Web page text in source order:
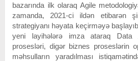
bazarında ilk olaraq Agile
zamanda, 2021-ci ildən etibarən
strategiyanı həyata keçirməyə
yeni layihələrə imza ataraq Data
prosesləri, digər biznes proseslərin
məhsulların yaradılması